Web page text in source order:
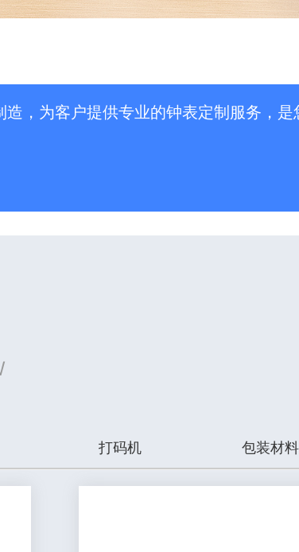
，为客户提供专业的钟表定制服务，是
打码机 包装材料